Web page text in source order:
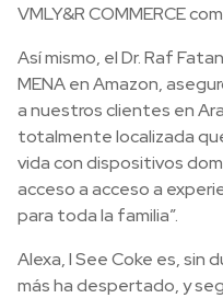
VMLY&R COMMERCE
Así mismo, el Dr. Raf
MENA en Amazon,
a nuestros clientes en
totalmente localizada
vida con dispositivos
acceso a acceso a
para toda la familia”.
Alexa, I See Coke es, sin
más ha despertado, y